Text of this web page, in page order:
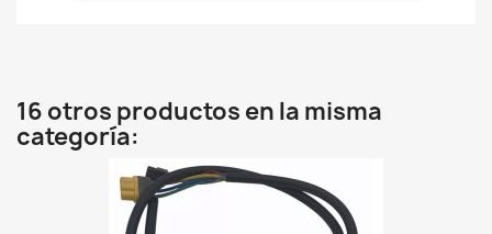
16 otros productos en la misma
categoría: